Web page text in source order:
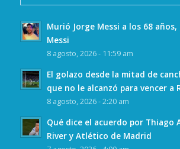
Murió Jorge Messi a los 68
Messi
8 agosto, 2026 - 11:59 am
El golazo desde la mitad de
que no le alcanzó para vencer a
8 agosto, 2026 - 2:20 am
Qué dice el acuerdo por Thiago
River y Atlético de Madrid